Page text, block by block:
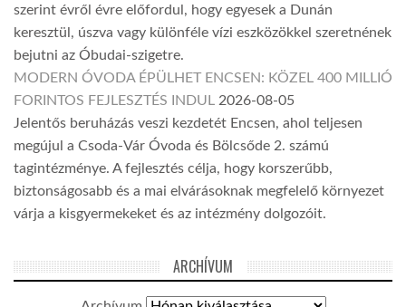
szerint évről évre előfordul, hogy egyesek a Dunán
keresztül, úszva vagy különféle vízi eszközökkel szeretnének
bejutni az Óbudai-szigetre.
MODERN ÓVODA ÉPÜLHET ENCSEN: KÖZEL 400 MILLIÓ
FORINTOS FEJLESZTÉS INDUL 2026-08-05
Jelentős beruházás veszi kezdetét Encsen, ahol teljesen
megújul a Csoda-Vár Óvoda és Bölcsőde 2. számú
tagintézménye. A fejlesztés célja, hogy korszerűbb,
biztonságosabb és a mai elvárásoknak megfelelő környezet
várja a kisgyermekeket és az intézmény dolgozóit.
ARCHÍVUM